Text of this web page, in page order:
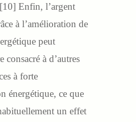
Enfin, l’argent
à l’amélioration de
peut
consacré à d’autres
à forte
énergétique, ce que
un effet